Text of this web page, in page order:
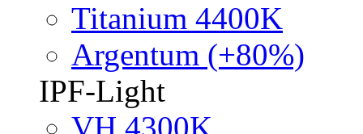
Titanium 4400K
Argentum (+80%)
IPF-Light